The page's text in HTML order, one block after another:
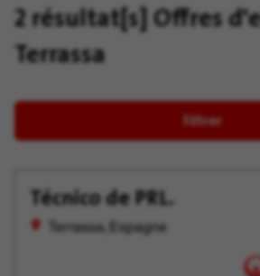
2 résultat[s]Offres
Terrassa
Filtrer
Técnico de PRL.
Terrassa, Espagne